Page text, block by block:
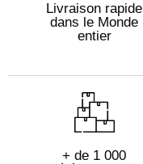
Livraison rapide
dans le Monde
entier
+ de 1 000